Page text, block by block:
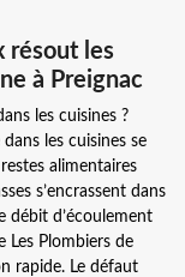
résout les
à Preignac
les cuisines ?
les cuisines se
alimentaires
s’encrassent dans
débit d’écoulement
Les Plombiers de
rapide. Le défaut